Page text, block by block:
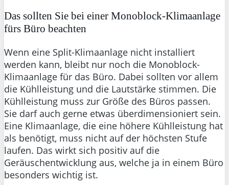
Das sollten Sie bei einer Monoblock-Klimaanlage
fürs Büro beachten
Wenn eine Split-Klimaanlage nicht installiert
werden kann, bleibt nur noch die Monoblock-
Klimaanlage für das Büro. Dabei sollten vor allem
die Kühlleistung und die Lautstärke stimmen. Die
Kühlleistung muss zur Größe des Büros passen.
Sie darf auch gerne etwas überdimensioniert sein.
Eine Klimaanlage, die eine höhere Kühlleistung hat
als benötigt, muss nicht auf der höchsten Stufe
laufen. Das wirkt sich positiv auf die
Geräuschentwicklung aus, welche ja in einem Büro
besonders wichtig ist.